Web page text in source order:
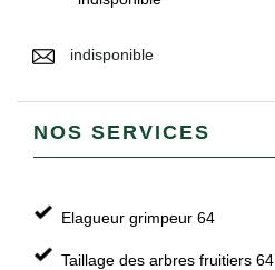
indisponible
NOS SERVICES
Elagueur grimpeur 64
Taillage des arbres fruitiers 64